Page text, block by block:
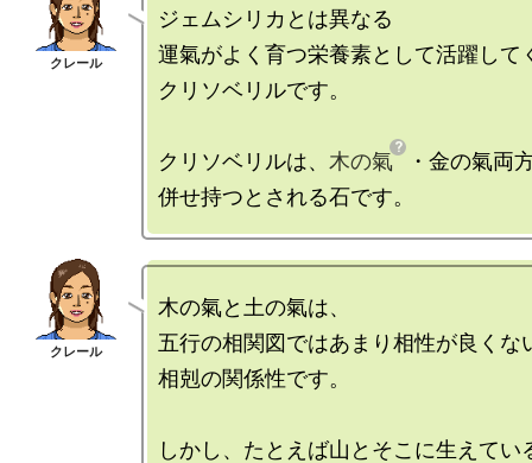
ジェムシリカとは異なる
運氣がよく育つ栄養素として活躍して
クリソベリルです。
クリソベリルは、 木の氣
・金の氣両
木の氣と土の氣は、
五行の相関図ではあまり相性が良くな
相剋の関係性です。
しかし、たとえば山とそこに生えてい